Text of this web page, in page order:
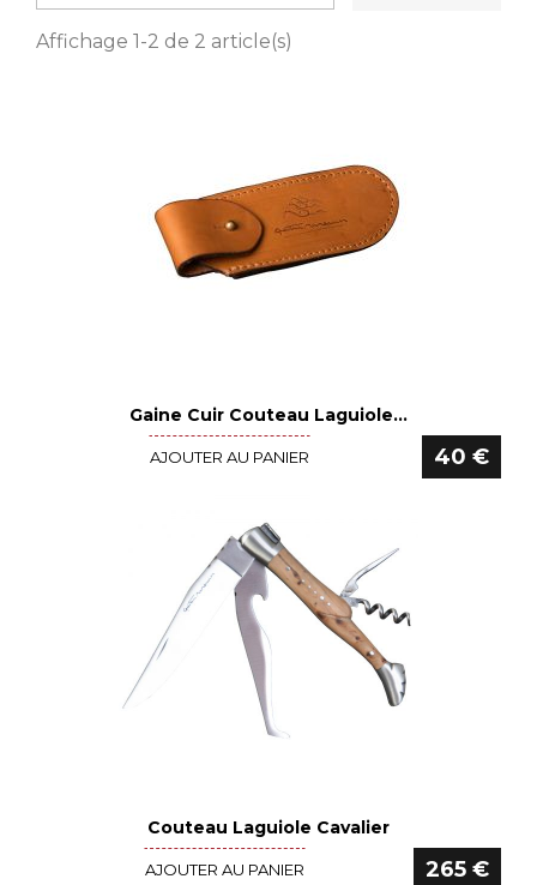
Affichage 1-2 de 2 article(s)
Voir le détail
Gaine Cuir Couteau Laguiole...
AJOUTER AU PANIER 40 €
Voir le détail
Couteau Laguiole Cavalier
AJOUTER AU PANIER 265 €